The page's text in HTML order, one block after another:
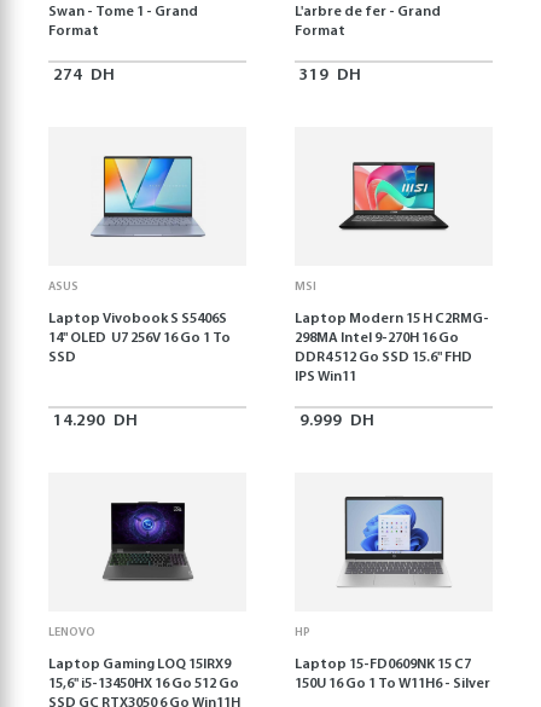
Swan - Tome 1 - Grand
Format
274 DH
L'arbre de fer - Grand
Format
319 DH
ASUS
Laptop Vivobook S S5406S
14" OLED U7 256V 16 Go 1 To
SSD
14.290 DH
MSI
Laptop Modern 15 H C2RMG-
298MA Intel 9-270H 16 Go
DDR4 512 Go SSD 15.6" FHD
IPS Win11
9.999 DH
LENOVO
Laptop Gaming LOQ 15IRX9
15,6'' i5-13450HX 16 Go 512 Go
SSD GC RTX3050 6 Go Win11H
HP
Laptop 15-FD0609NK 15 C7
150U 16 Go 1 To W11H6 - Silver